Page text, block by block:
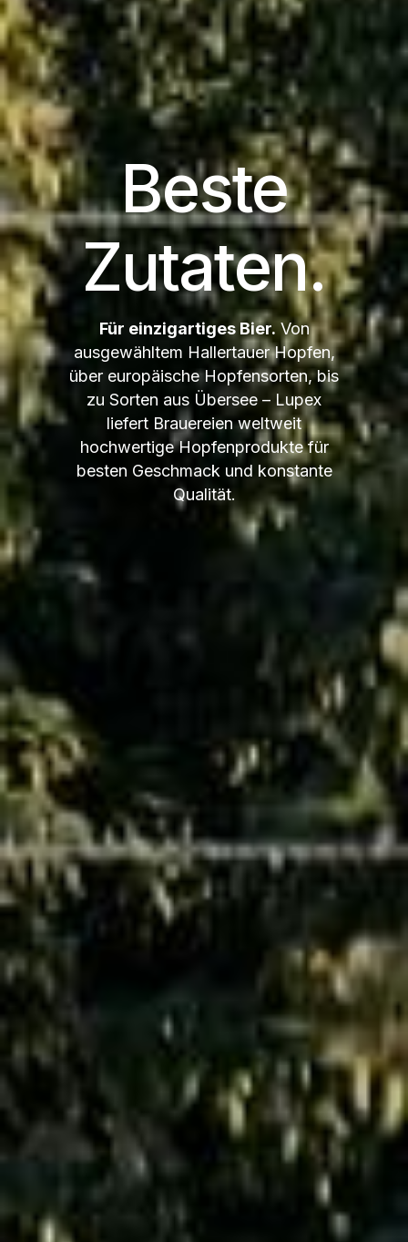
Beste
Zutaten.
Für einzigartiges Bier.Von
ausgewähltem Hallertauer Hopfen,
über europäische Hopfensorten, bis
zu Sorten aus Übersee – Lupex
liefert Brauereien weltweit
hochwertige Hopfenprodukte für
besten Geschmack und konstante
Qualität.